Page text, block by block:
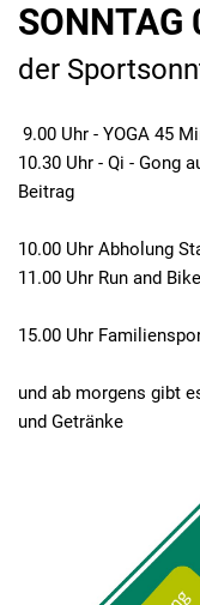
der
9.00 Uhr - YOGA 45
10.30 Uhr - Qi - Gong
Beitrag
10.00 Uhr Abholung
11.00 Uhr Run and Bike
15.00 Uhr
und ab morgens gibt
und Getränke